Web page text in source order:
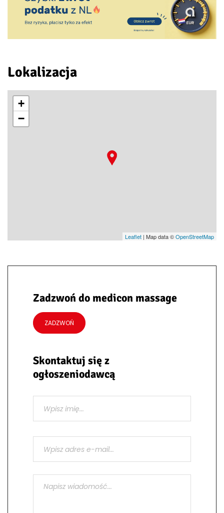
Lokalizacja
+
−
Leaflet | Map data ©OpenStreetMap
Zadzwoń do medicon massage
ZADZWOŃ
Skontaktuj się z
ogłoszeniodawcą